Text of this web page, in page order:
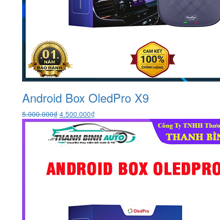
Android Box OledPro X9
5.000.000₫ Giá
gốc
là:
5.000.000₫.
4.500.000₫Giá
hiện
tại
là: